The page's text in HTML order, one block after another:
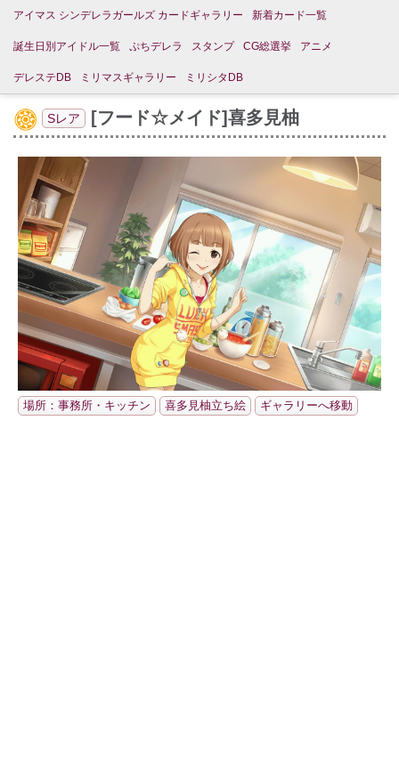
アイマス シンデレラガールズ カードギャラリー 新着カード一覧
誕生日別アイドル一覧 ぷちデレラ スタンプ CG総選挙 アニメ
デレステDB ミリマスギャラリー ミリシタDB
Sレア [フード☆メイド]喜多見柚
場所：事務所・キッチン 喜多見柚立ち絵 ギャラリーへ移動